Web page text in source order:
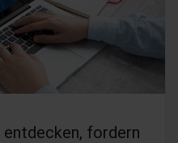
fordern